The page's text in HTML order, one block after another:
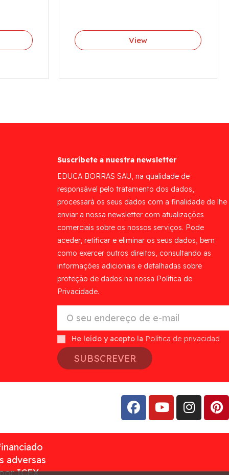
View
Suscríbete a nuestra newsletter
EDUCA BORRAS SAU, na qualidade de
responsável pelo tratamento dos dados,
processará os seus dados com a finalidade de lhe
enviar a nossa newsletter com atualizações
comerciais sobre os nossos serviços. Pode
aceder, retificar e eliminar os seus dados, bem
como exercer outros direitos, consultando as
informações adicionais e detalhadas sobre
proteção de dados na nossa Política de
Privacidade.
He leído y acepto la Política de privacidad
SUBSCREVER
adversas